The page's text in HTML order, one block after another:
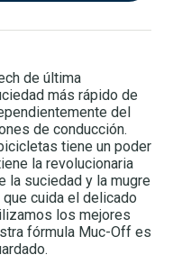
de última
más rápido de
del
de conducción.
tiene un poder
la revolucionaria
la suciedad y la mugre
cuida el delicado
los mejores
fórmula Muc-Off es